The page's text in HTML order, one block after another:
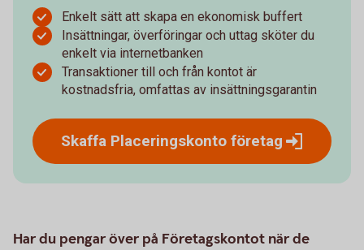
Enkelt sätt att skapa en ekonomisk buffert
Insättningar, överföringar och uttag sköter du
enkelt via internetbanken
Transaktioner till och från kontot är
kostnadsfria, omfattas av insättningsgarantin
Skaffa Placeringskonto företag
Har du pengar över på Företagskontot när de